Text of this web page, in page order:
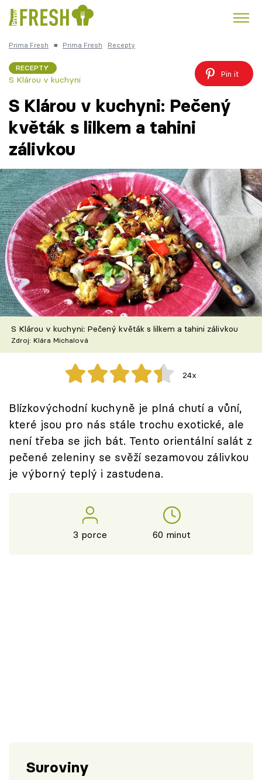
Česká kuchyně
Témata
Recepty
Články
TV Program
Škola vaření
Recepty z TV
Speciál: Cuketa
Těhotnej kuchař
Přihlášení
Sledujte nás
Prima Fresh ■ Prima Fresh Recepty
RECEPTY
S Klárou v kuchyni
Pin it
S Klárou v kuchyni: Pečený
květák s lilkem a tahini
zálivkou
S Klárou v kuchyni: Pečený květák s lilkem a tahini zálivkou
Zdroj: Klára Michalová
24x
Blízkovýchodní kuchyně je plná chutí a vůní,
které jsou pro nás stále trochu exotické, ale
není třeba se jich bát. Tento orientální salát z
pečené zeleniny se svěží sezamovou zálivkou
je výborný teplý i zastudena.
3 porce 60 minut
Suroviny